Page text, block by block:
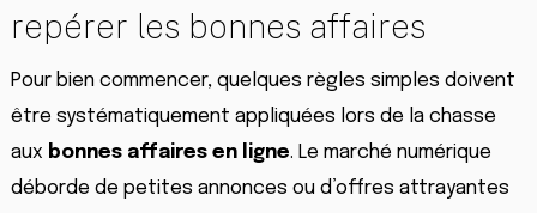
repérer les bonnes affaires
Pour bien commencer, quelques règles simples doivent
être systématiquement appliquées lors de la chasse
aux bonnes affaires en ligne. Le marché numérique
déborde de petites annonces ou d’offres attrayantes